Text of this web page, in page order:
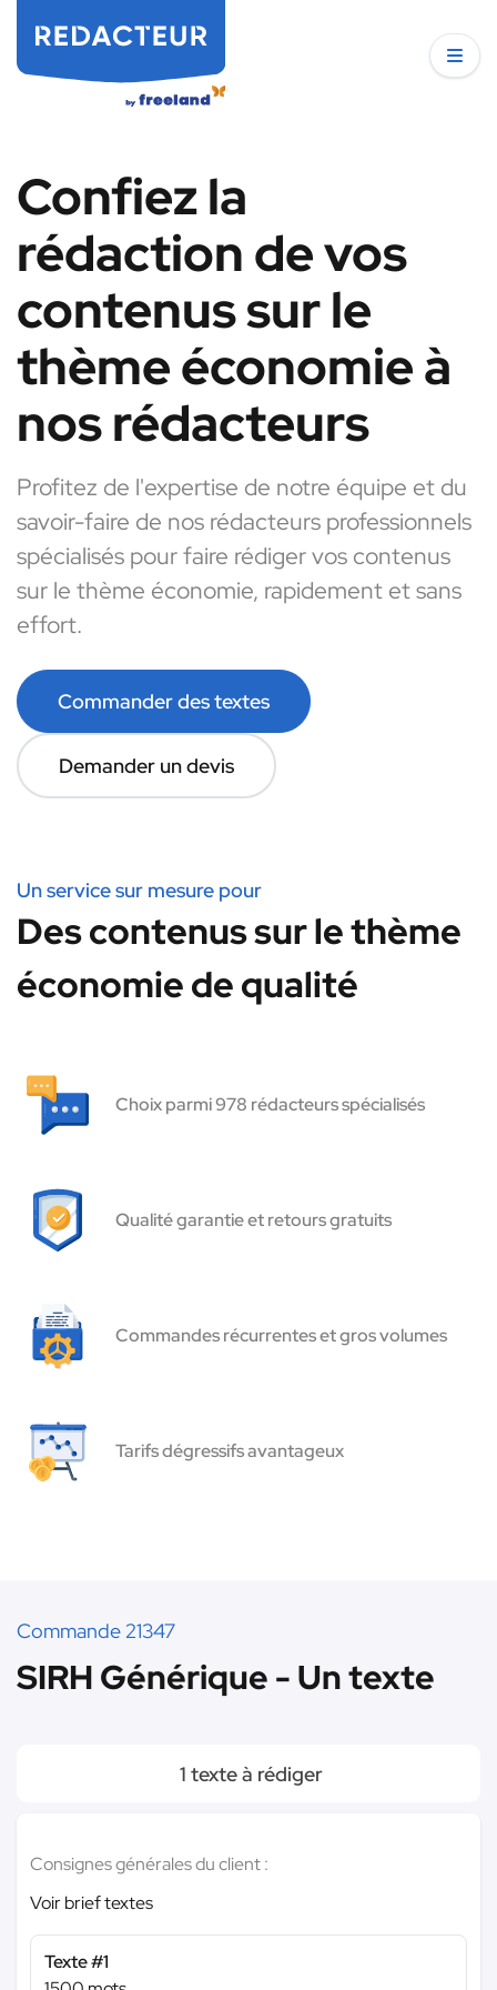
Confiez la
rédaction de vos
contenus sur le
thème économie à
nos rédacteurs
Profitez de l'expertise de notre équipe et du
savoir-faire de nos rédacteurs professionnels
spécialisés pour faire rédiger vos contenus
sur le thème économie, rapidement et sans
effort.
Commander des textes
Demander un devis
Un service sur mesure pour
Des contenus sur le thème
économie de qualité
Choix parmi 978 rédacteurs spécialisés
Qualité garantie et retours gratuits
Commandes récurrentes et gros volumes
Tarifs dégressifs avantageux
Commande 21347
SIRH Générique - Un texte
1 texte à rédiger
Consignes générales du client :
Voir brief textes
Texte #1